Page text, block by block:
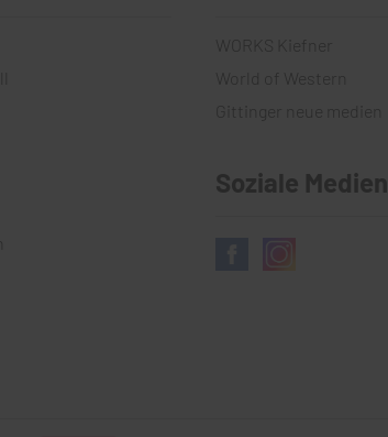
World of Western
Gittinger neue medien
Soziale Medien